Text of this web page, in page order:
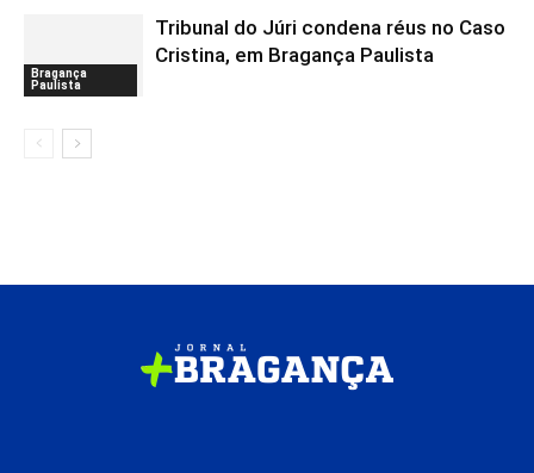
Bragança
Paulista
Tribunal do Júri condena réus no Caso
Cristina, em Bragança Paulista